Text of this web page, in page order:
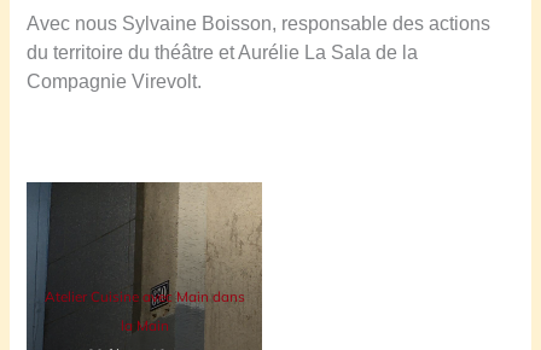
Avec nous Sylvaine Boisson, responsable des actions
du territoire du théâtre et Aurélie La Sala de la
Compagnie Virevolt.
Atelier Cuisine avec Main dans
la Main